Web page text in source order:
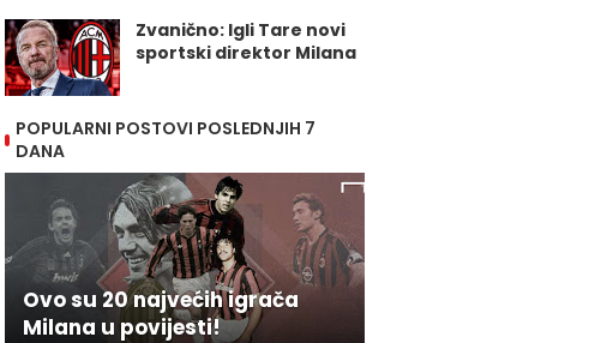
Zvanično: Igli Tare novi
sportski direktor Milana
POPULARNI POSTOVI POSLEDNJIH 7
DANA
Ovo su 20 najvećih igrača
Milana u povijesti!